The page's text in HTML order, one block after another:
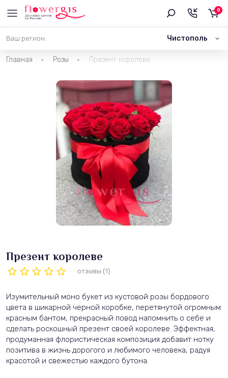
Ваш регион: Чистополь
0
Главная Розы Презент королеве
Презент королеве
отзывы (1)
Изумительный моно букет из кустовой розы бордового
цвета в шикарной черной коробке, перетянутой огромным
красным бантом, прекрасный повод напомнить о себе и
сделать роскошный презент своей королеве. Эффектная,
продуманная флористическая композиция добавит нотку
позитива в жизнь дорогого и любимого человека, радуя
красотой и свежестью каждого бутона.